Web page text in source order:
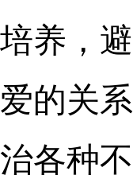
培养，
爱的关
治各种